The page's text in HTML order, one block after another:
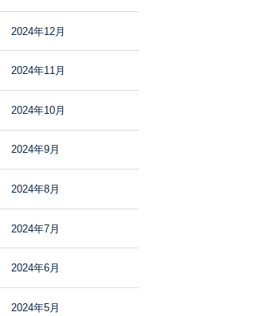
2024年12月
2024年11月
2024年10月
2024年9月
2024年8月
2024年7月
2024年6月
2024年5月